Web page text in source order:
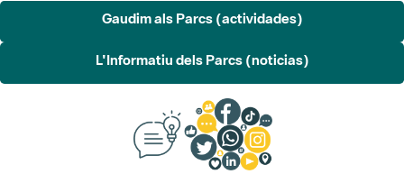
Gaudim als Parcs (actividades)
L'Informatiu dels Parcs (noticias)